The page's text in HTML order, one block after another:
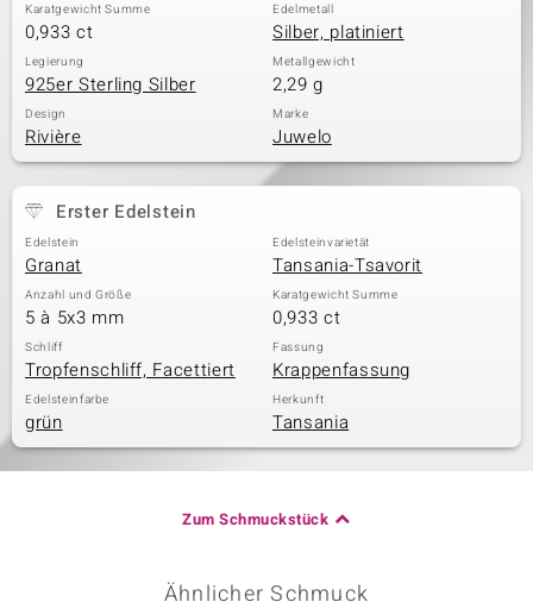
Karatgewicht Summe
0,933 ct
Edelmetall
Silber, platiniert
Legierung
925er Sterling Silber
Metallgewicht
2,29 g
Design
Rivière
Marke
Juwelo
Erster Edelstein
Edelstein
Granat
Edelsteinvarietät
Tansania-Tsavorit
Anzahl und Größe
5 à 5x3 mm
Karatgewicht Summe
0,933 ct
Schliff
Tropfenschliff, Facettiert
Fassung
Krappenfassung
Edelsteinfarbe
grün
Herkunft
Tansania
Zum Schmuckstück
Ähnlicher Schmuck